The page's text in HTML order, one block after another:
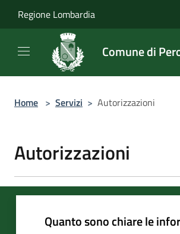
Regione Lombardia
Comune di
Home > Servizi > Autorizzazioni
Autorizzazioni
Quanto sono chiare le